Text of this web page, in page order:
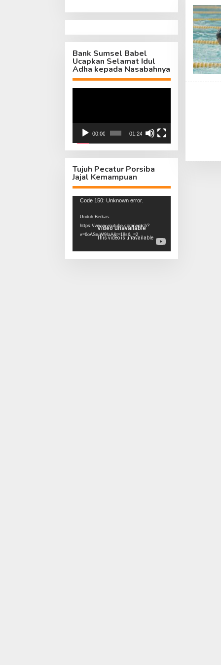
Bank Sumsel Babel
Ucapkan Selamat Idul
Adha kepada Nasabahnya
00:00 01:24
Tujuh Pecatur Porsiba
Jajal Kemampuan
Pemutar
Code 150: Unknown error.
Unduh Berkas:
https://www.youtube.com/watch?
v=6oASe-W9IaA&t=18s&_=2